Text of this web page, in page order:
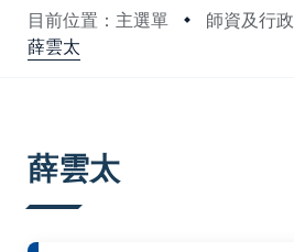
目前位置：主選單 師資及行政
薛雲太
薛雲太